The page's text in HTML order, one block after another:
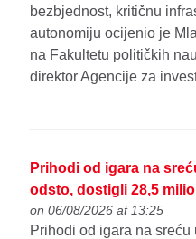
bezbjednost, kritičnu
autonomiju ocijenio je
na Fakultetu političkih
direktor Agencije za
Prihodi od igara na
odsto, dostigli 28,5
on 06/08/2026 at 13:25
Prihodi od igara na